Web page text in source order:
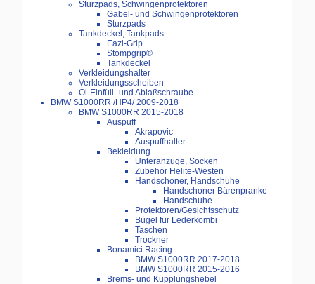
Sturzpads, Schwingenprotektoren
Gabel- und Schwingenprotektoren
Sturzpads
Tankdeckel, Tankpads
Eazi-Grip
Stompgrip®
Tankdeckel
Verkleidungshalter
Verkleidungsscheiben
Öl-Einfüll- und Ablaßschraube
BMW S1000RR /HP4/ 2009-2018
BMW S1000RR 2015-2018
Auspuff
Akrapovic
Auspuffhalter
Bekleidung
Unteranzüge, Socken
Zubehör Helite-Westen
Handschoner, Handschuhe
Handschoner Bärenpranke
Handschuhe
Protektoren/Gesichtsschutz
Bügel für Lederkombi
Taschen
Trockner
Bonamici Racing
BMW S1000RR 2017-2018
BMW S1000RR 2015-2016
Brems- und Kupplungshebel